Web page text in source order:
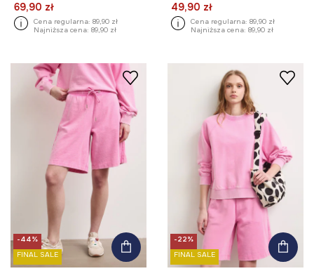
69,90 zł
Cena regularna: 89,90 zł
Najniższa cena: 89,90 zł
49,90 zł
Cena regularna: 89,90 zł
Najniższa cena: 89,90 zł
-44%
FINAL SALE
-22%
FINAL SALE